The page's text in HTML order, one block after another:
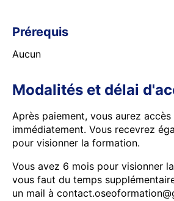
Prérequis
Aucun
Modalités et délai
Après paiement, vous aurez
immédiatement. Vous recevrez
pour visionner la formation.
Vous avez 6 mois pour visionner
vous faut du temps
un mail à